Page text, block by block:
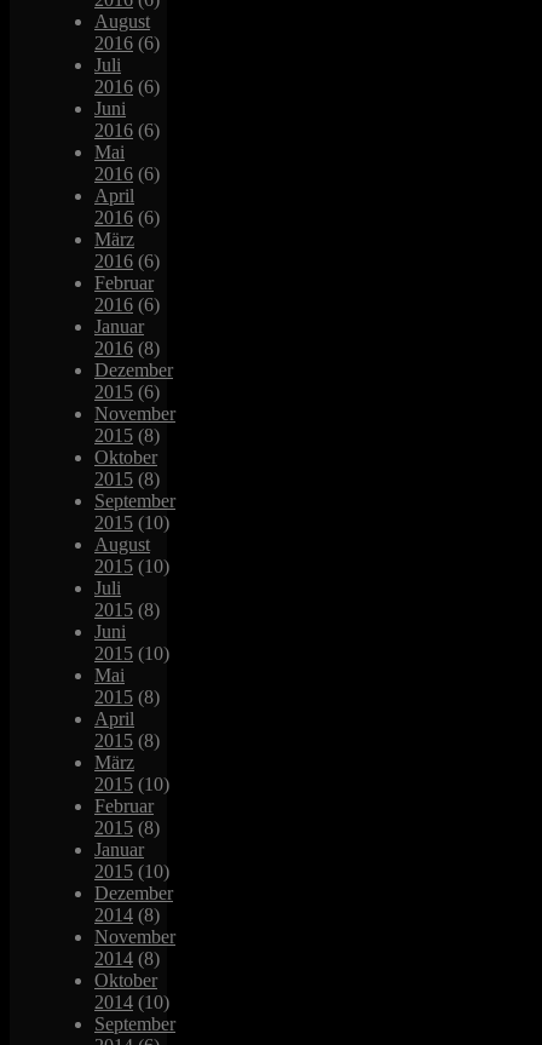
August
2016 (6)
Juli
2016 (6)
Juni
2016 (6)
Mai
2016 (6)
April
2016 (6)
März
2016 (6)
Februar
2016 (6)
Januar
2016 (8)
Dezember
2015 (6)
November
2015 (8)
Oktober
2015 (8)
September
2015 (10)
August
2015 (10)
Juli
2015 (8)
Juni
2015 (10)
Mai
2015 (8)
April
2015 (8)
März
2015 (10)
Februar
2015 (8)
Januar
2015 (10)
Dezember
2014 (8)
November
2014 (8)
Oktober
2014 (10)
September